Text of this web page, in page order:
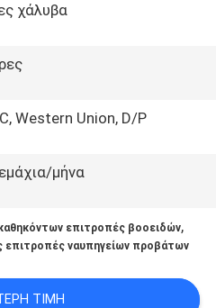
χάλυβα
Western Union, D/P
μήνα
επιτροπές βοοειδών,
επιτροπές ναυπηγείων προβάτων
ΤΙΜΉ